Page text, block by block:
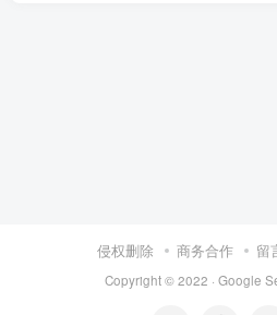
侵权删除 商务合作 留
Copyright © 2022 · Google